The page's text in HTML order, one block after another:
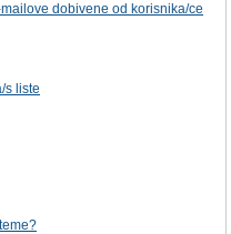
dobivene od korisnika/ce
s liste